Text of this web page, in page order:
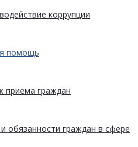
коррупции
помощь
приема граждан
обязанности граждан в сфере